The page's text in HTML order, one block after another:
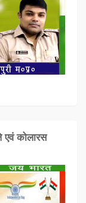
एवं कोलारस